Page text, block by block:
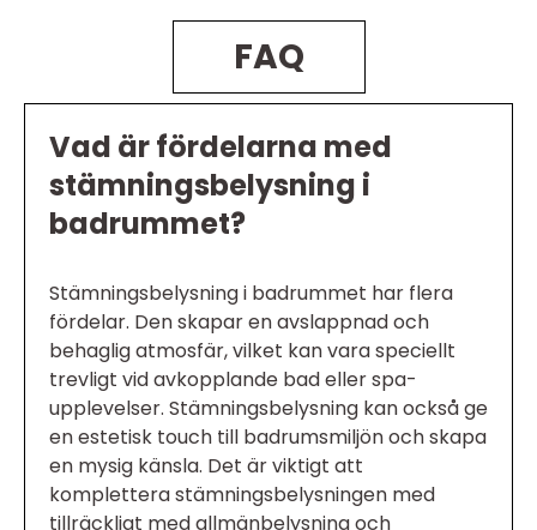
FAQ
Vad är fördelarna med
stämningsbelysning i
badrummet?
Stämningsbelysning i badrummet har flera
fördelar. Den skapar en avslappnad och
behaglig atmosfär, vilket kan vara speciellt
trevligt vid avkopplande bad eller spa-
upplevelser. Stämningsbelysning kan också ge
en estetisk touch till badrumsmiljön och skapa
en mysig känsla. Det är viktigt att
komplettera stämningsbelysningen med
tillräckligt med allmänbelysning och